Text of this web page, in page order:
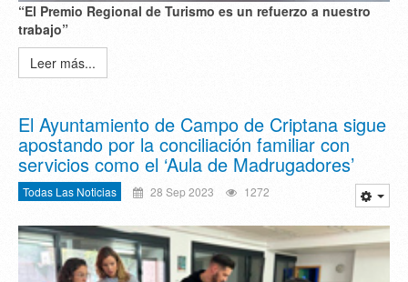
“El Premio Regional de Turismo es un refuerzo a nuestro
trabajo”
Leer más...
El Ayuntamiento de Campo de Criptana sigue
apostando por la conciliación familiar con
servicios como el ‘Aula de Madrugadores’
Todas Las Noticias 28 Sep 2023 1272